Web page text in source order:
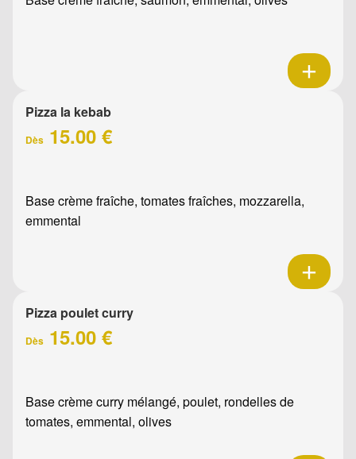
Pizza la kebab
Dès 15.00 €
Base crème fraîche, tomates fraîches, mozzarella,
emmental
Pizza poulet curry
Dès 15.00 €
Base crème curry mélangé, poulet, rondelles de
tomates, emmental, olives